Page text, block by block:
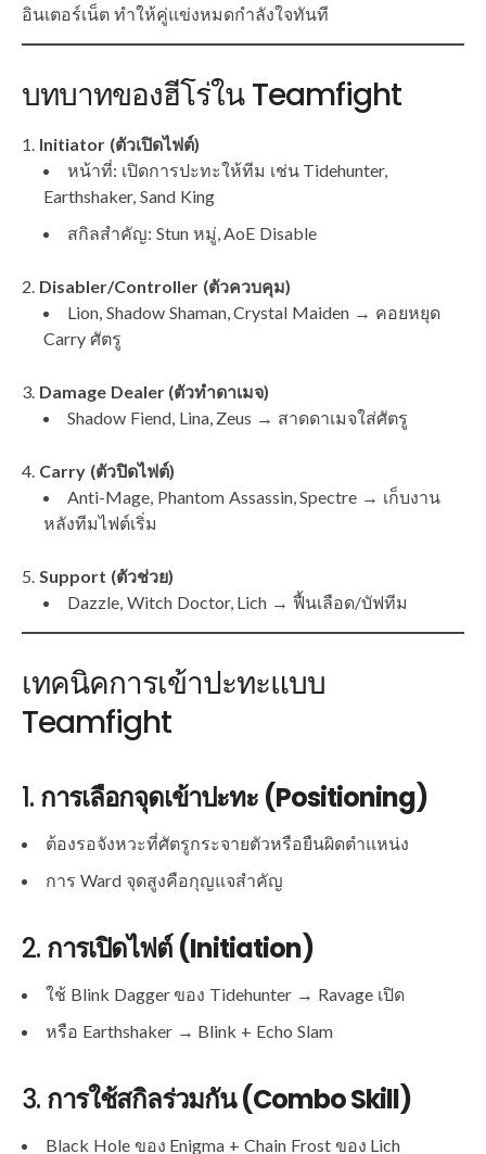
อินเตอร์เน็ต ทำให้คู่แข่งหมดกำลังใจทันที
บทบาทของฮีโร่ใน Teamfight
Initiator (ตัวเปิดไฟต์)
หน้าที่: เปิดการปะทะให้ทีม เช่น Tidehunter,
Earthshaker, Sand King
สกิลสำคัญ: Stun หมู่, AoE Disable
Disabler/Controller (ตัวควบคุม)
Lion, Shadow Shaman, Crystal Maiden → คอยหยุด
Carry ศัตรู
Damage Dealer (ตัวทำดาเมจ)
Shadow Fiend, Lina, Zeus → สาดดาเมจใส่ศัตรู
Carry (ตัวปิดไฟต์)
Anti-Mage, Phantom Assassin, Spectre → เก็บงาน
หลังทีมไฟต์เริ่ม
Support (ตัวช่วย)
Dazzle, Witch Doctor, Lich → ฟื้นเลือด/บัฟทีม
เทคนิคการเข้าปะทะแบบ
Teamfight
1. การเลือกจุดเข้าปะทะ (Positioning)
ต้องรอจังหวะที่ศัตรูกระจายตัวหรือยืนผิดตำแหน่ง
การ Ward จุดสูงคือกุญแจสำคัญ
2. การเปิดไฟต์ (Initiation)
ใช้ Blink Dagger ของ Tidehunter → Ravage เปิด
หรือ Earthshaker → Blink + Echo Slam
3. การใช้สกิลร่วมกัน (Combo Skill)
Black Hole ของ Enigma + Chain Frost ของ Lich